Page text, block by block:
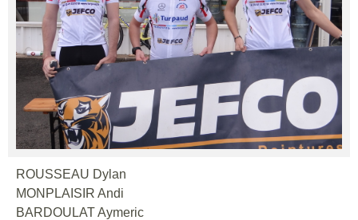
ROUSSEAU Dylan
MONPLAISIR Andi
BARDOULAT Aymeric